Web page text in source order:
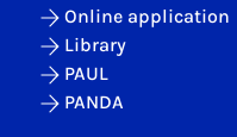
Online application
Library
PAUL
PANDA